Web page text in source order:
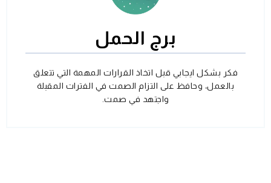
برج الحمل
فكر بشكل ايجابي قبل اتخاذ القرارات المهمة التي تتعلق
بالعمل، وحافظ على التزام الصمت في الفترات المقبلة
واجتهد في صمت.